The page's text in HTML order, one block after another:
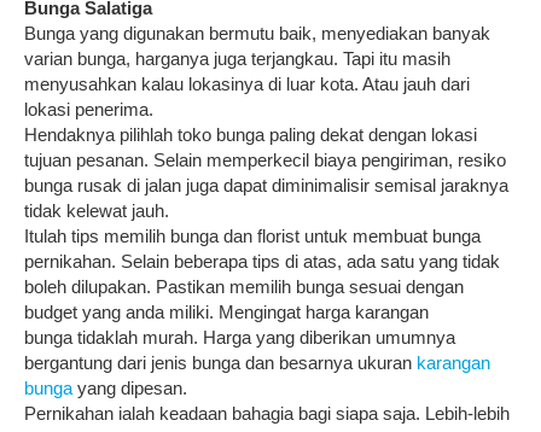
Bunga Salatiga
Bunga yang digunakan bermutu baik, menyediakan banyak
varian bunga, harganya juga terjangkau. Tapi itu masih
menyusahkan kalau lokasinya di luar kota. Atau jauh dari
lokasi penerima.
Hendaknya pilihlah toko bunga paling dekat dengan lokasi
tujuan pesanan. Selain memperkecil biaya pengiriman, resiko
bunga rusak di jalan juga dapat diminimalisir semisal jaraknya
tidak kelewat jauh.
Itulah tips memilih bunga dan florist untuk membuat bunga
pernikahan. Selain beberapa tips di atas, ada satu yang tidak
boleh dilupakan. Pastikan memilih bunga sesuai dengan
budget yang anda miliki. Mengingat harga karangan
bunga tidaklah murah. Harga yang diberikan umumnya
bergantung dari jenis bunga dan besarnya ukuran karangan
bunga yang dipesan.
Pernikahan ialah keadaan bahagia bagi siapa saja. Lebih-lebih